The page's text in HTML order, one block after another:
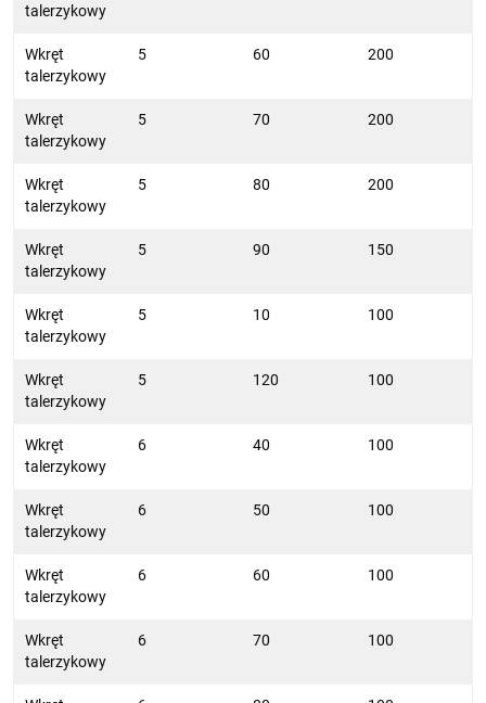
talerzykowy
Wkręt
talerzykowy
5 60 200
Wkręt
talerzykowy
5 70 200
Wkręt
talerzykowy
5 80 200
Wkręt
talerzykowy
5 90 150
Wkręt
talerzykowy
5 10 100
Wkręt
talerzykowy
5 120 100
Wkręt
talerzykowy
6 40 100
Wkręt
talerzykowy
6 50 100
Wkręt
talerzykowy
6 60 100
Wkręt
talerzykowy
6 70 100